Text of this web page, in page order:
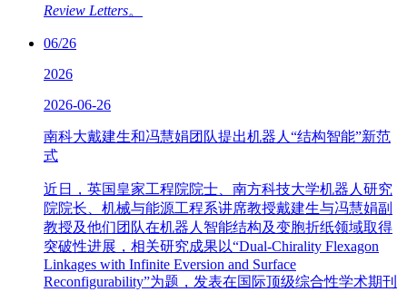
Review Letters。
06/26
2026
2026-06-26
南科大戴建生和冯慧娟团队提出机器人“结构智能”新范
式
近日，英国皇家工程院院士、南方科技大学机器人研究
院院长、机械与能源工程系讲席教授戴建生与冯慧娟副
教授及他们团队在机器人智能结构及变胞折纸领域取得
突破性进展，相关研究成果以“Dual-Chirality Flexagon
Linkages with Infinite Eversion and Surface
Reconfigurability”为题，发表在国际顶级综合性学术期刊